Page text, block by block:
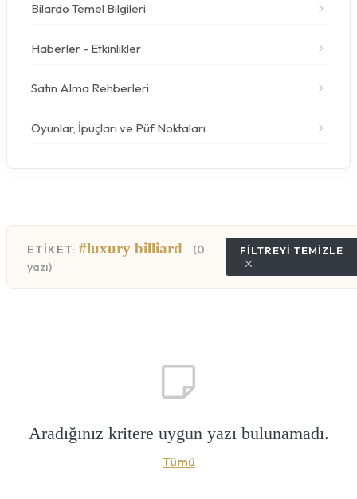
Bilardo Temel Bilgileri
Haberler - Etkinlikler
Satın Alma Rehberleri
Oyunlar, İpuçları ve Püf Noktaları
ETİKET: #luxury billiard
(0
yazı)
FILTREYI TEMIZLE
Aradığınız kritere uygun yazı bulunamadı.
Tümü